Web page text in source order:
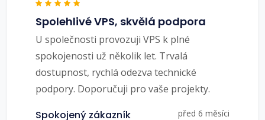
Spolehlivé VPS, skvělá podpora
U společnosti provozuji VPS k plné
spokojenosti už několik let. Trvalá
dostupnost, rychlá odezva technické
podpory. Doporučuji pro vaše projekty.
Spokojený zákazník před 6 měsíci